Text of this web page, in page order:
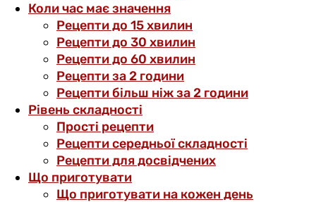
Коли час має значення
Рецепти до 15 хвилин
Рецепти до 30 хвилин
Рецепти до 60 хвилин
Рецепти за 2 години
Рецепти більш ніж за 2 години
Рівень складності
Прості рецепти
Рецепти середньої складності
Рецепти для досвідчених
Що приготувати
Що приготувати на кожен день